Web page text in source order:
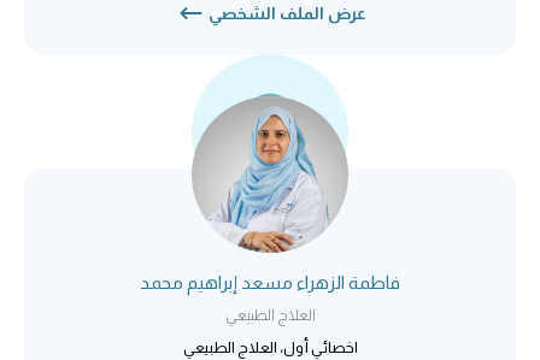
عرض الملف الشخصي
فاطمة الزهراء مسعد إبراهيم محمد
العلاج الطبيعي
اخصائي أول، العلاج الطبيعي